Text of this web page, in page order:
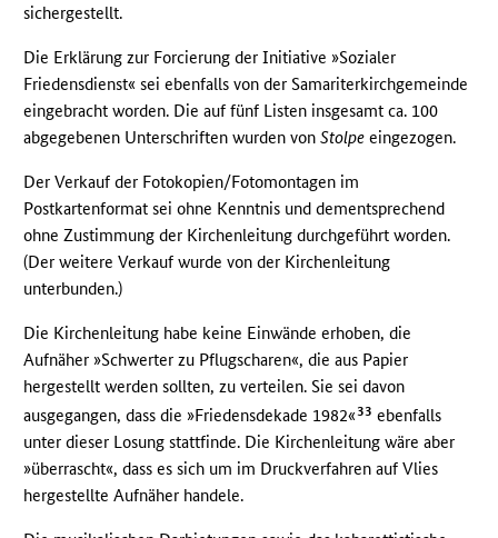
sichergestellt.
Die Erklärung zur Forcierung der Initiative »Sozialer
Friedensdienst« sei ebenfalls von der Samariterkirchgemeinde
eingebracht worden. Die auf fünf Listen insgesamt ca. 100
abgegebenen Unterschriften wurden vonStolpe eingezogen.
Der Verkauf der Fotokopien/Fotomontagen im
Postkartenformat sei ohne Kenntnis und dementsprechend
ohne Zustimmung der Kirchenleitung durchgeführt worden.
(Der weitere Verkauf wurde von der Kirchenleitung
unterbunden.)
Die Kirchenleitung habe keine Einwände erhoben, die
Aufnäher »Schwerter zu Pflugscharen«, die aus Papier
hergestellt werden sollten, zu verteilen. Sie sei davon
ausgegangen, dass die »Friedensdekade 1982« 33 ebenfalls
unter dieser Losung stattfinde. Die Kirchenleitung wäre aber
»überrascht«, dass es sich um im Druckverfahren auf Vlies
hergestellte Aufnäher handele.